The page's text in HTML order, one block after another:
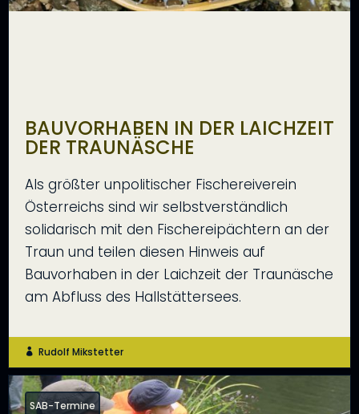
BAUVORHABEN IN DER LAICHZEIT
DER TRAUNÄSCHE
Als größter unpolitischer Fischereiverein
Österreichs sind wir selbstverständlich
solidarisch mit den Fischereipächtern an der
Traun und teilen diesen Hinweis auf
Bauvorhaben in der Laichzeit der Traunäsche
am Abfluss des Hallstättersees.
 Rudolf Mikstetter
SAB-Termine